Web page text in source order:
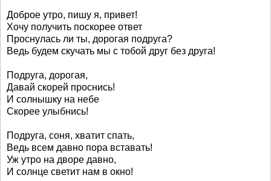
Доброе утро, пишу я, привет!
Хочу получить поскорее ответ
Проснулась ли ты, дорогая подруга?
Ведь будем скучать мы с тобой друг без друга!
Подруга, дорогая,
Давай скорей проснись!
И солнышку на небе
Скорее улыбнись!
Подруга, соня, хватит спать,
Ведь всем давно пора вставать!
Уж утро на дворе давно,
И солнце светит нам в окно!